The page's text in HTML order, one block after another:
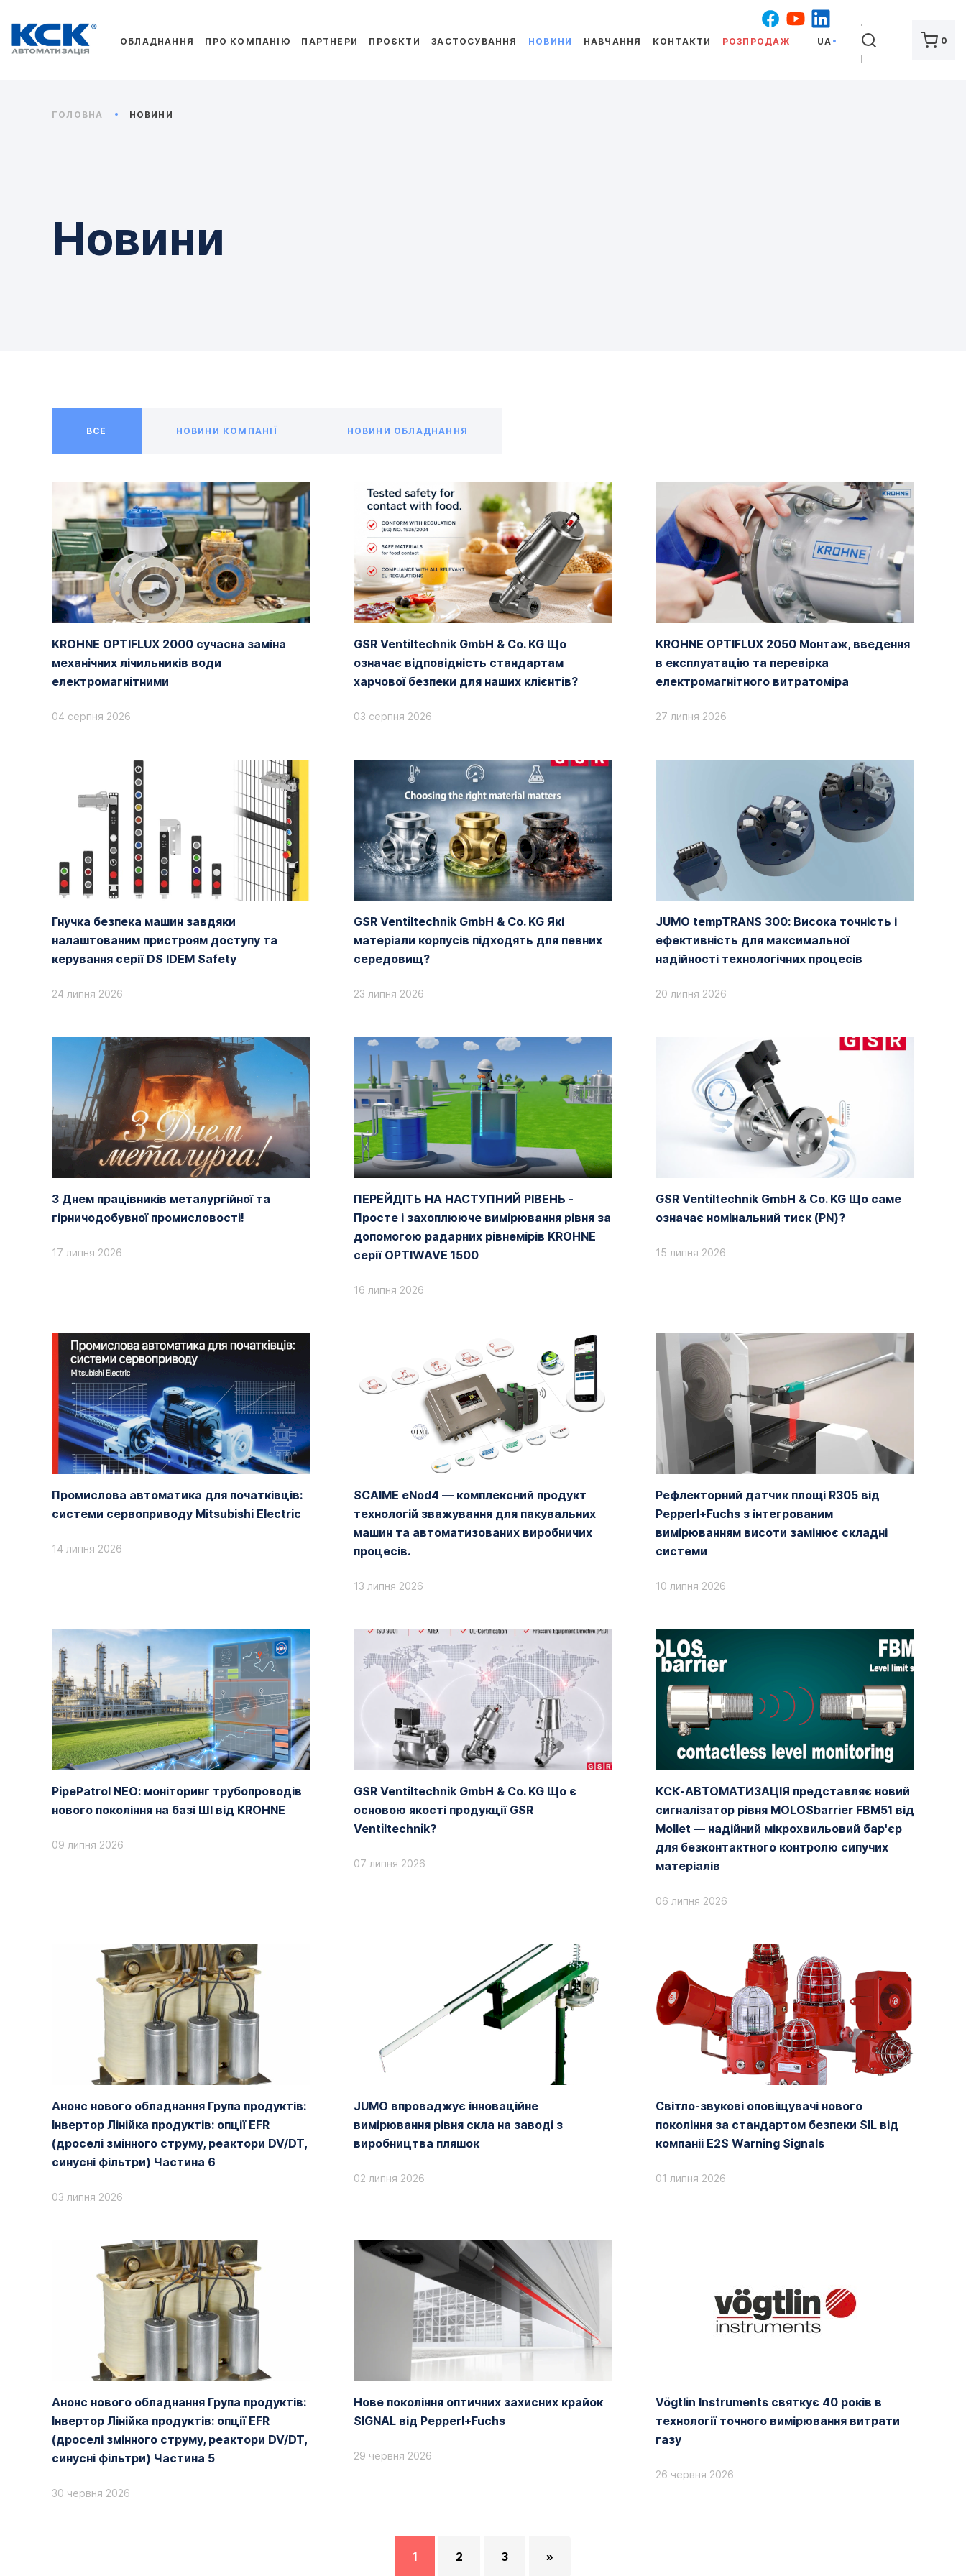
ОБЛАДНАННЯ ПРО КОМПАНІЮ ПАРТНЕРИ ПРОЄКТИ ЗАСТОСУВАННЯ НОВИНИ НАВЧАННЯ КОНТАКТИ РОЗПРОДАЖ UA ШУКАТИ 0
ГОЛОВНА НОВИНИ
Новини
ВСЕ НОВИНИ КОМПАНІЇ НОВИНИ ОБЛАДНАННЯ
KROHNE OPTIFLUX 2000 сучасна заміна
механічних лічильників води
електромагнітними
04 серпня 2026
GSR Ventiltechnik GmbH & Co. KG Що
означає відповідність стандартам
харчової безпеки для наших клієнтів?
03 серпня 2026
KROHNE OPTIFLUX 2050 Монтаж, введення
в експлуатацію та перевірка
електромагнітного витратоміра
27 липня 2026
Гнучка безпека машин завдяки
налаштованим пристроям доступу та
керування серії DS IDEM Safety
24 липня 2026
GSR Ventiltechnik GmbH & Co. KG Які
матеріали корпусів підходять для певних
середовищ?
23 липня 2026
JUMO tempTRANS 300: Висока точність і
ефективність для максимальної
надійності технологічних процесів
20 липня 2026
З Днем працівників металургійної та
гірничодобувної промисловості!
17 липня 2026
ПЕРЕЙДІТЬ НА НАСТУПНИЙ РІВЕНЬ -
Просте і захоплююче вимірювання рівня за
допомогою радарних рівнемірів KROHNE
серії OPTIWAVE 1500
16 липня 2026
GSR Ventiltechnik GmbH & Co. KG Що саме
означає номінальний тиск (PN)?
15 липня 2026
Промислова автоматика для початківців:
системи сервоприводу Mitsubishi Electric
14 липня 2026
SCAIME eNod4 — комплексний продукт
технологій зважування для пакувальних
машин та автоматизованих виробничих
процесів.
13 липня 2026
Рефлекторний датчик площі R305 від
Pepperl+Fuchs з інтегрованим
вимірюванням висоти замінює складні
системи
10 липня 2026
PipePatrol NEO: моніторинг трубопроводів
нового покоління на базі ШІ від KROHNE
09 липня 2026
GSR Ventiltechnik GmbH & Co. KG Що є
основою якості продукції GSR
Ventiltechnik?
07 липня 2026
КСК-АВТОМАТИЗАЦІЯ представляє новий
сигналізатор рівня MOLOSbarrier FBM51 від
Mollet — надійний мікрохвильовий бар'єр
для безконтактного контролю сипучих
матеріалів
06 липня 2026
Анонс нового обладнання Група продуктів:
Інвертор Лінійка продуктів: опції EFR
(дроселі змінного струму, реактори DV/DT,
синусні фільтри) Частина 6
03 липня 2026
JUMO впроваджує інноваційне
вимірювання рівня скла на заводі з
виробництва пляшок
02 липня 2026
Світло-звукові оповіщувачі нового
покоління за стандартом безпеки SIL від
компаніі E2S Warning Signals
01 липня 2026
Анонс нового обладнання Група продуктів:
Інвертор Лінійка продуктів: опції EFR
(дроселі змінного струму, реактори DV/DT,
синусні фільтри) Частина 5
30 червня 2026
Нове покоління оптичних захисних крайок
SIGNAL від Pepperl+Fuchs
29 червня 2026
Vögtlin Instruments святкує 40 років в
технології точного вимірювання витрати
газу
26 червня 2026
1 2 3 »